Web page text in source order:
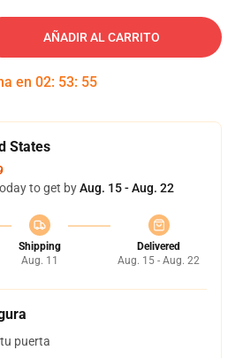
AÑADIR AL CARRITO
en 02: 53: 54
States
to get byAug. 15 - Aug. 22
Shipping
Aug. 11
Delivered
Aug. 15 - Aug. 22
puerta